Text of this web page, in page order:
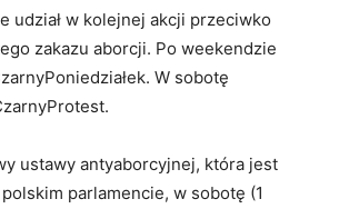
udział w kolejnej akcji przeciwko
zakazu aborcji. Po weekendzie
W sobotę
ustawy antyaborcyjnej, która jest
parlamencie, w sobotę (1